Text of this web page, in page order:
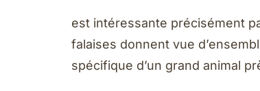
est intéressante précisément
falaises donnent vue
spécifique d’un grand animal